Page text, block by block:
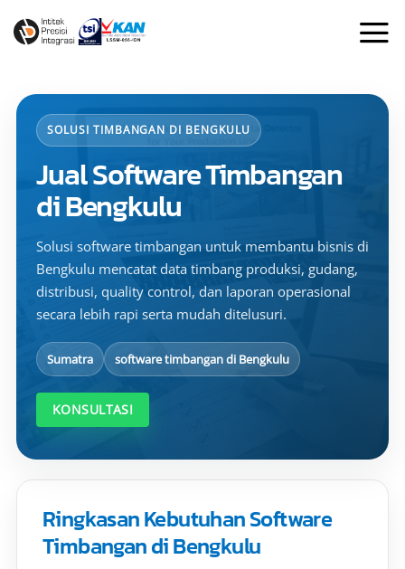
SOLUSI TIMBANGAN DI BENGKULU
Jual Software Timbangan
di Bengkulu
Solusi software timbangan untuk membantu bisnis di
Bengkulu mencatat data timbang produksi, gudang,
distribusi, quality control, dan laporan operasional
secara lebih rapi serta mudah ditelusuri.
Sumatra software timbangan di Bengkulu
KONSULTASI
Ringkasan Kebutuhan Software
Timbangan di Bengkulu